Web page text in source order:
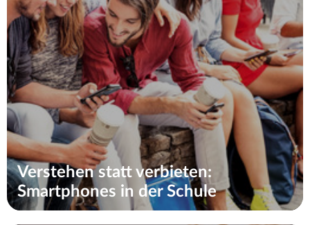
Verstehen statt verbieten:
Smartphones in der Schule